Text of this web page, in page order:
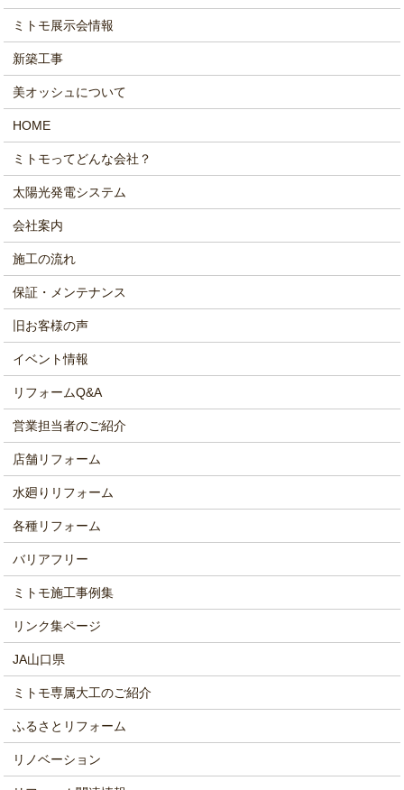
ミトモ展示会情報
新築工事
美オッシュについて
HOME
ミトモってどんな会社？
太陽光発電システム
会社案内
施工の流れ
保証・メンテナンス
旧お客様の声
イベント情報
リフォームQ&A
営業担当者のご紹介
店舗リフォーム
水廻りリフォーム
各種リフォーム
バリアフリー
ミトモ施工事例集
リンク集ページ
JA山口県
ミトモ専属大工のご紹介
ふるさとリフォーム
リノベーション